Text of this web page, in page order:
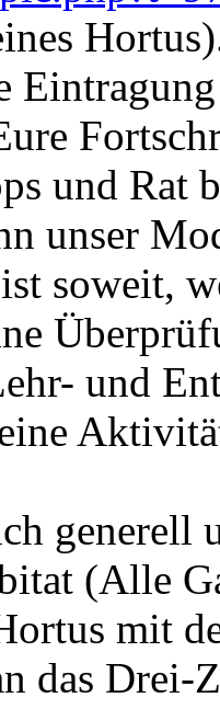
und Rat
unser
soweit,
und
generell
(Alle
mit
das Drei-